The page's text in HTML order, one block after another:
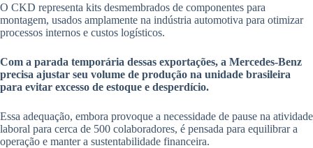
O CKD representa kits desmembrados de componentes para
montagem, usados amplamente na indústria automotiva para otimizar
processos internos e custos logísticos.
Com a parada temporária dessas exportações, a Mercedes-Benz
precisa ajustar seu volume de produção na unidade brasileira
para evitar excesso de estoque e desperdício.
Essa adequação, embora provoque a necessidade de pause na atividade
laboral para cerca de 500 colaboradores, é pensada para equilibrar a
operação e manter a sustentabilidade financeira.